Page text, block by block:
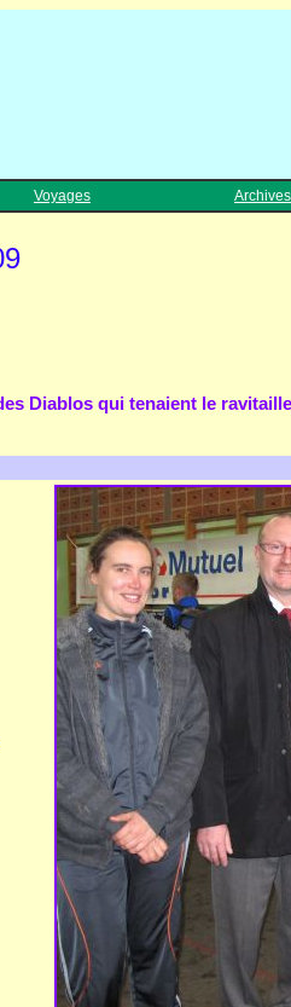
Voyages Archives
Diablos qui tenaient le